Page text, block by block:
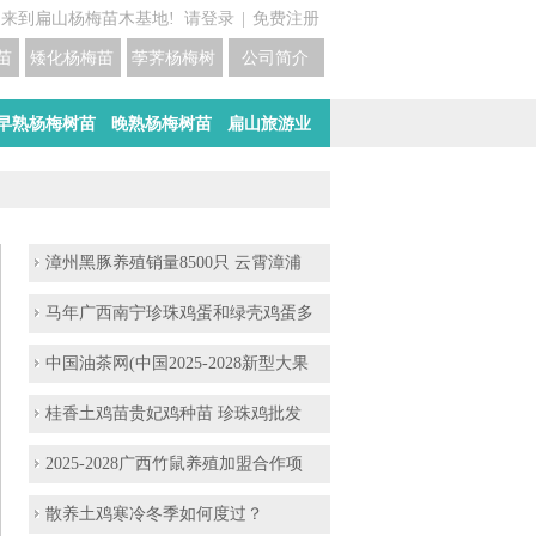
到扁山杨梅苗木基地! 请登录 免费注册
公司简介
荸荠杨梅树苗培育
矮化杨梅苗价格
培育基地
熟杨梅树苗 晚熟杨梅树苗 扁山旅游业
漳州黑豚养殖销量8500只 云霄漳浦
马年广西南宁珍珠鸡蛋和绿壳鸡蛋多
中国油茶网(中国2025-2028新型大果
桂香土鸡苗贵妃鸡种苗 珍珠鸡批发
2025-2028广西竹鼠养殖加盟合作项
散养土鸡寒冷冬季如何度过？